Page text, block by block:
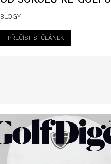
BLOGY
PŘEČÍST SI ČLÁNEK